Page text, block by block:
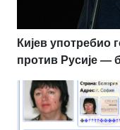
Кијев употребио
против Русије —